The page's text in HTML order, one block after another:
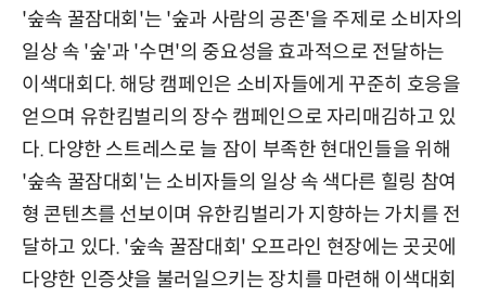
'숲속 꿀잠대회'는 '숲과 사람의 공존'을 주제로 소비자의
일상 속 '숲'과 '수면'의 중요성을 효과적으로 전달하는
이색대회다. 해당 캠페인은 소비자들에게 꾸준히 호응을
얻으며 유한킴벌리의 장수 캠페인으로 자리매김하고 있
다. 다양한 스트레스로 늘 잠이 부족한 현대인들을 위해
'숲속 꿀잠대회'는 소비자들의 일상 속 색다른 힐링 참여
형 콘텐츠를 선보이며 유한킴벌리가 지향하는 가치를 전
달하고 있다. '숲속 꿀잠대회' 오프라인 현장에는 곳곳에
다양한 인증샷을 불러일으키는 장치를 마련해 이색대회